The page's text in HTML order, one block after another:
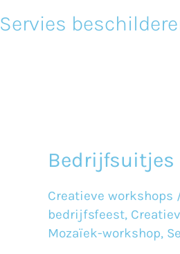
Servies
Creatieve workshops
bedrijfsfeest,
Mozaïek-workshop,
Bedrijfsuitjes
Artwise